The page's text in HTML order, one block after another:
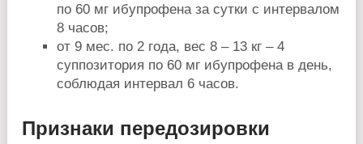
по 60 мг ибупрофена за сутки с интервалом
8 часов;
от 9 мес. по 2 года, вес 8 – 13 кг – 4
суппозитория по 60 мг ибупрофена в день,
соблюдая интервал 6 часов.
Признаки передозировки